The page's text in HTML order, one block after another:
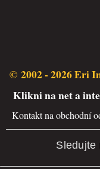
© 2002 - 2026 Eri
Klikni na net a
Kontakt na obchodní
Sledujte